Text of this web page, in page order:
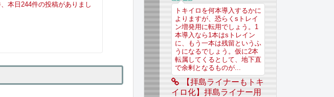
本日244件の投稿がありまし
トキイロを何本導入するかに
よりますが、恐らくsトレイ
ン増発用に転用でしょう。1
本導入なら1本はsトレイン
に、もう一本は残留というふ
うになるでしょう。仮に2本
転属してくるとして、地下直
で余剰となるものが...
【拝島ライナーもトキ
イロ化】拝島ライナー用